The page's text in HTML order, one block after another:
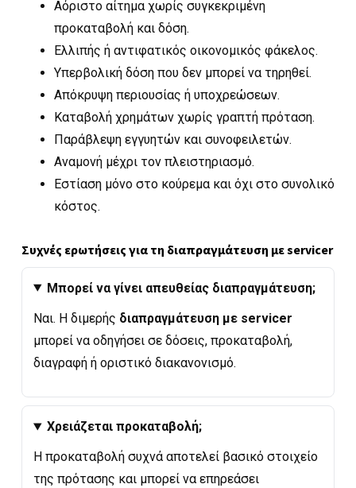
Αόριστο αίτημα χωρίς συγκεκριμένη
προκαταβολή και δόση.
Ελλιπής ή αντιφατικός οικονομικός φάκελος.
Υπερβολική δόση που δεν μπορεί να τηρηθεί.
Απόκρυψη περιουσίας ή υποχρεώσεων.
Καταβολή χρημάτων χωρίς γραπτή πρόταση.
Παράβλεψη εγγυητών και συνοφειλετών.
Αναμονή μέχρι τον πλειστηριασμό.
Εστίαση μόνο στο κούρεμα και όχι στο συνολικό
κόστος.
Συχνές ερωτήσεις για τη διαπραγμάτευση με servicer
Μπορεί να γίνει απευθείας διαπραγμάτευση;
Ναι. Η διμερής διαπραγμάτευση με servicer
μπορεί να οδηγήσει σε δόσεις, προκαταβολή,
διαγραφή ή οριστικό διακανονισμό.
Χρειάζεται προκαταβολή;
Η προκαταβολή συχνά αποτελεί βασικό στοιχείο
της πρότασης και μπορεί να επηρεάσει